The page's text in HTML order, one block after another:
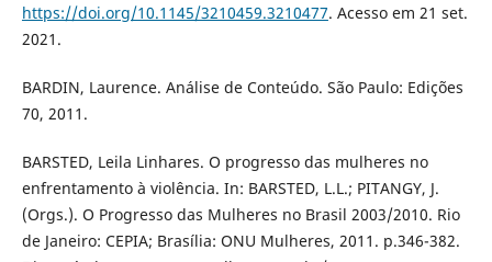
https://doi.org/10.1145/3210459.3210477. Acesso em 21 set.
2021.
BARDIN, Laurence. Análise de Conteúdo. São Paulo: Edições
70, 2011.
BARSTED, Leila Linhares. O progresso das mulheres no
enfrentamento à violência. In: BARSTED, L.L.; PITANGY, J.
(Orgs.). O Progresso das Mulheres no Brasil 2003/2010. Rio
de Janeiro: CEPIA; Brasília: ONU Mulheres, 2011. p.346-382.